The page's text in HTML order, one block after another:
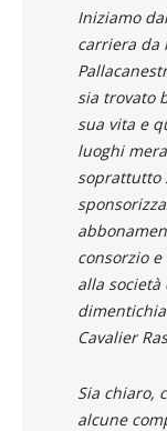
Iniziamo
carriera da
sia trovato
sua vita e
luoghi
soprattutto
consorzio
alla
Cavalier
Sia chiaro,
alcune